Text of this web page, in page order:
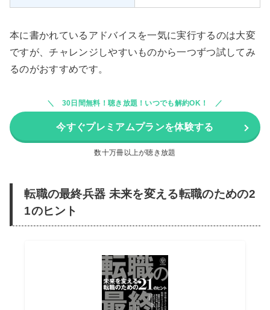
本に書かれているアドバイスを一気に実行するのは大変
ですが、チャレンジしやすいものから一つずつ試してみ
るのがおすすめです。
30日間無料！聴き放題！いつでも解約OK！
今すぐプレミアムプランを体験する
数十万冊以上が聴き放題
転職の最終兵器 未来を変える転職のための2
1のヒント